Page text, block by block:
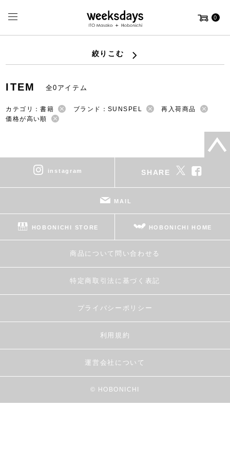
0
絞りこむ
ITEM 全0アイテム
カテゴリ：書籍 ブランド：SUNSPEL
再入荷商品
価格が高い順
instagram SHARE
MAIL
HOBONICHI STORE HOBONICHI HOME
商品について問い合わせる
特定商取引法に基づく表記
プライバシーポリシー
利用規約
運営会社について
© HOBONICHI